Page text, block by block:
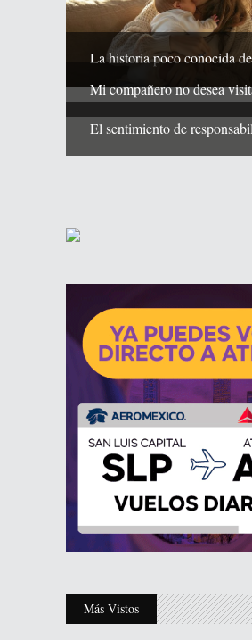
La historia poco conocida
Mi compañero no desea
El sentimiento de
Más Vistos